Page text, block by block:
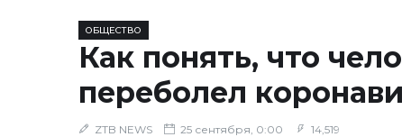
ОБЩЕСТВО
Как понять, что
переболел
ZTB NEWS 25 сентября, 0:00 14,519